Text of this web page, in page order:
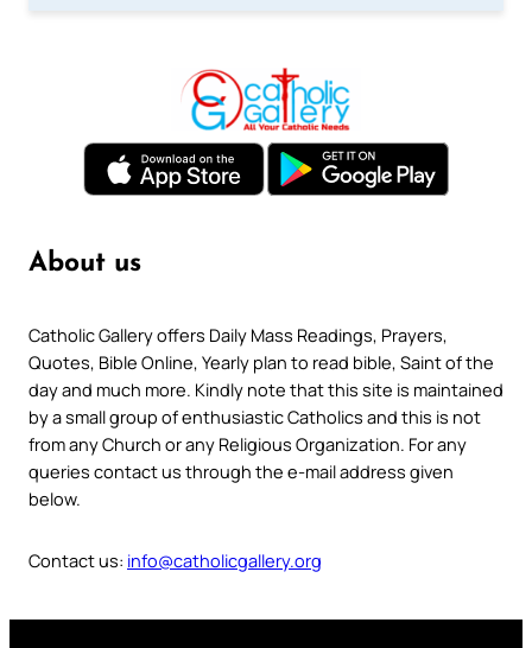
About us
Catholic Gallery offers Daily Mass Readings, Prayers,
Quotes, Bible Online, Yearly plan to read bible, Saint of the
day and much more. Kindly note that this site is maintained
by a small group of enthusiastic Catholics and this is not
from any Church or any Religious Organization. For any
queries contact us through the e-mail address given
below.
Contact us: info@catholicgallery.org